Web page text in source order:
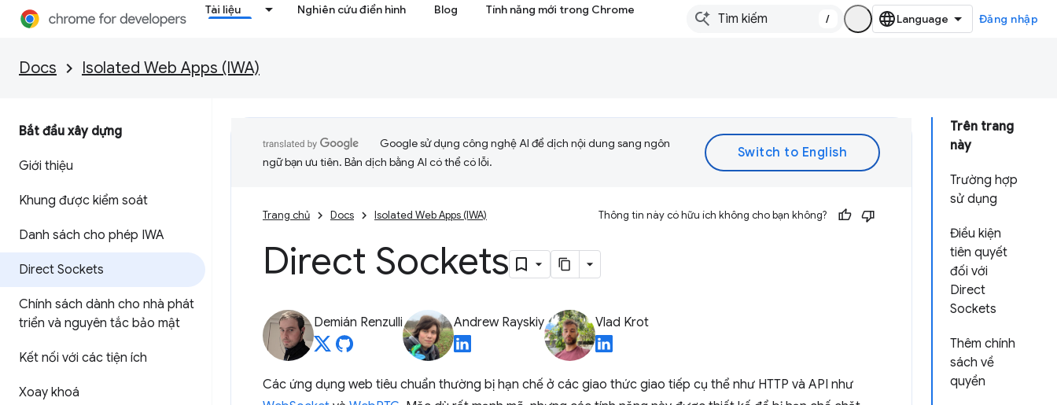
Tài liệu Nghiên cứu điển hình Blog Tính năng mới trong Chrome
/ Đăng nhập
Docs Isolated Web Apps (IWA)
Bắt đầu xây dựng
Giới thiệu
Khung được kiểm soát
Danh sách cho phép IWA
Direct Sockets
Chính sách dành cho nhà phát
triển và nguyên tắc bảo mật
Kết nối với các tiện ích
Xoay khoá
Trên trang
này
Trường hợp
sử dụng
Điều kiện
tiên quyết
đối với
Direct
Sockets
Thêm chính
sách về
quyền
Google sử dụng công nghệ AI để dịch nội dung sang ngôn
ngữ bạn ưu tiên. Bản dịch bằng AI có thể có lỗi.
Trang chủ Docs Isolated Web Apps (IWA) Thông tin này có hữu ích không cho bạn không?
Direct Sockets
Demián Renzulli Andrew Rayskiy Vlad Krot
Các ứng dụng web tiêu chuẩn thường bị hạn chế ở các giao thức giao tiếp cụ thể như HTTP và API như